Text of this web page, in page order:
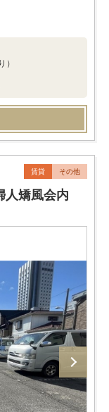
）
賃貸 その他
矯風会内